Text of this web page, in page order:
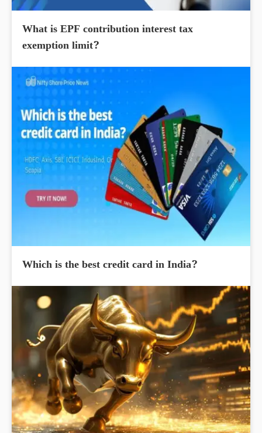
What is EPF contribution interest tax
exemption limit?
Which is the best credit card in India?